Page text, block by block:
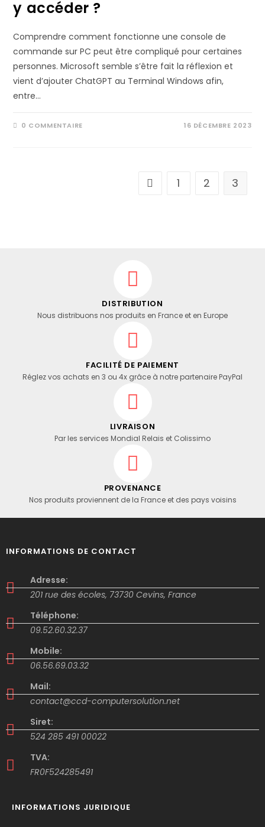
y accéder ?
Comprendre comment fonctionne une console de
commande sur PC peut être compliqué pour certaines
personnes. Microsoft semble s’être fait la réflexion et
vient d’ajouter ChatGPT au Terminal Windows afin,
entre…
0 COMMENTAIRE 16 DÉCEMBRE 2023
1 2 3
DISTRIBUTION
Nous distribuons nos produits en France et en Europe
FACILITÉ DE PAIEMENT
Réglez vos achats en 3 ou 4x grâce à notre partenaire PayPal
LIVRAISON
Par les services Mondial Relais et Colissimo
PROVENANCE
Nos produits proviennent de la France et des pays voisins
INFORMATIONS DE CONTACT
Adresse:
201 rue des écoles, 73730 Cevins, France
Téléphone:
09.52.60.32.37
Mobile:
06.56.69.03.32
Mail:
contact@ccd-computersolution.net
Siret:
524 285 491 00022
TVA:
FR0F524285491
INFORMATIONS JURIDIQUE